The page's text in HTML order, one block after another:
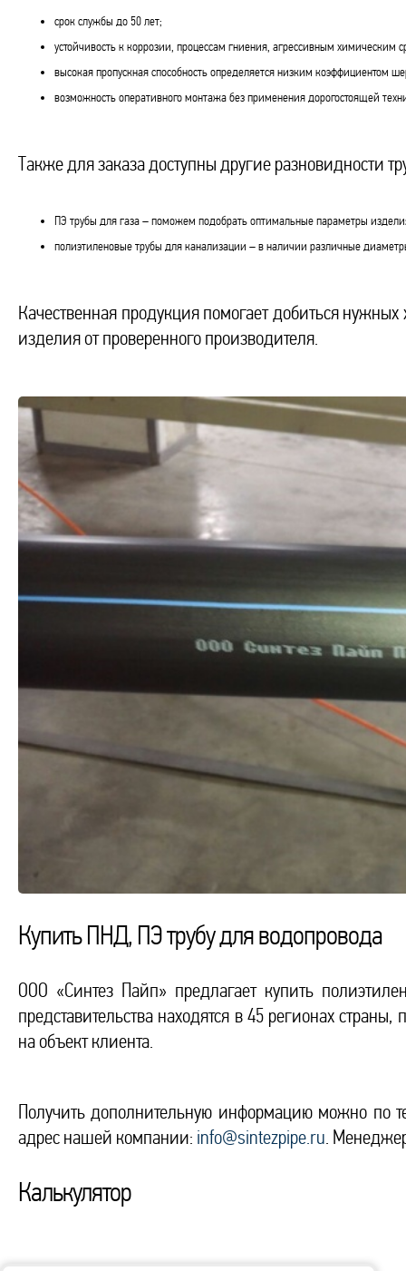
срок службы до 50 лет;
устойчивость к коррозии, процессам гниения, агрессивным химическим
высокая пропускная способность определяется низким коэффициентом
возможность оперативного монтажа без применения дорогостоящей
Также для заказа доступны другие разновидности
ПЭ трубы для газа – поможем подобрать оптимальные параметры
полиэтиленовые трубы для канализации – в наличии различные
Качественная продукция помогает добиться
изделия от проверенного производителя.
Купить ПНД, ПЭ трубу для водопровода
ООО «Синтез Пайп» предлагает купить
представительства находятся в 45 регионах
на объект клиента.
Получить дополнительную информацию можно по
адрес нашей компании: info@sintezpipe.ru.
Калькулятор